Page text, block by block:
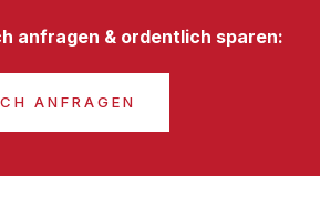
anfragen & ordentlich sparen:
ANFRAGEN